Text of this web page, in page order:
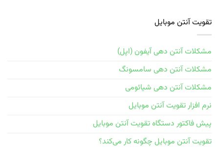
تقویت آنتن موبایل
مشکلات آنتن دهی آیفون (اپل)
مشکلات آنتن دهی سامسونگ
مشکلات آنتن دهی شیائومی
نرم افزار تقویت آنتن موبایل
پیش فاکتور دستگاه تقویت آنتن موبایل
تقویت آنتن موبایل چگونه کار می‌کند؟